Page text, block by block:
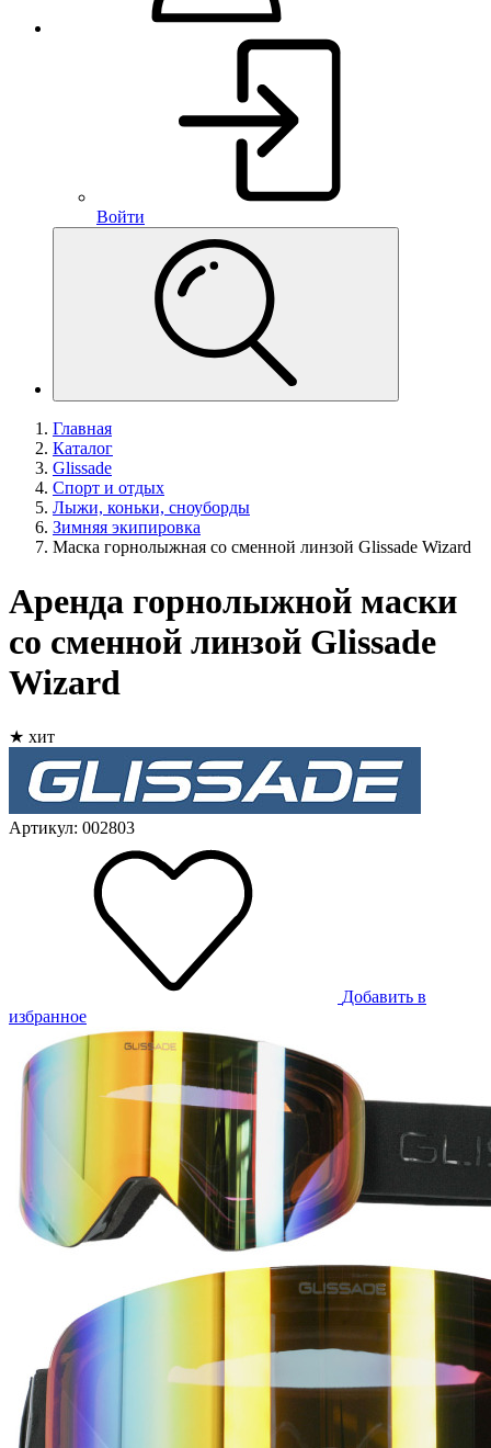
Войти
Главная
Каталог
Glissade
Спорт и отдых
Лыжи, коньки, сноуборды
Зимняя экипировка
Маска горнолыжная со сменной линзой Glissade Wizard
Аренда горнолыжной маски
со сменной линзой Glissade
Wizard
★ хит
Артикул: 002803
Добавить в
избранное